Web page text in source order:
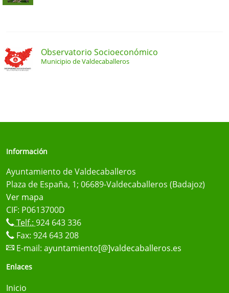
Observatorio Socioeconómico
Municipio de Valdecaballeros
Información
Ayuntamiento de Valdecaballeros
Plaza de España, 1; 06689-Valdecaballeros (Badajoz)
Ver mapa
CIF: P0613700D
Telf.: 924 643 336
Fax: 924 643 208
E-mail: ayuntamiento[@]valdecaballeros.es
Enlaces
Inicio